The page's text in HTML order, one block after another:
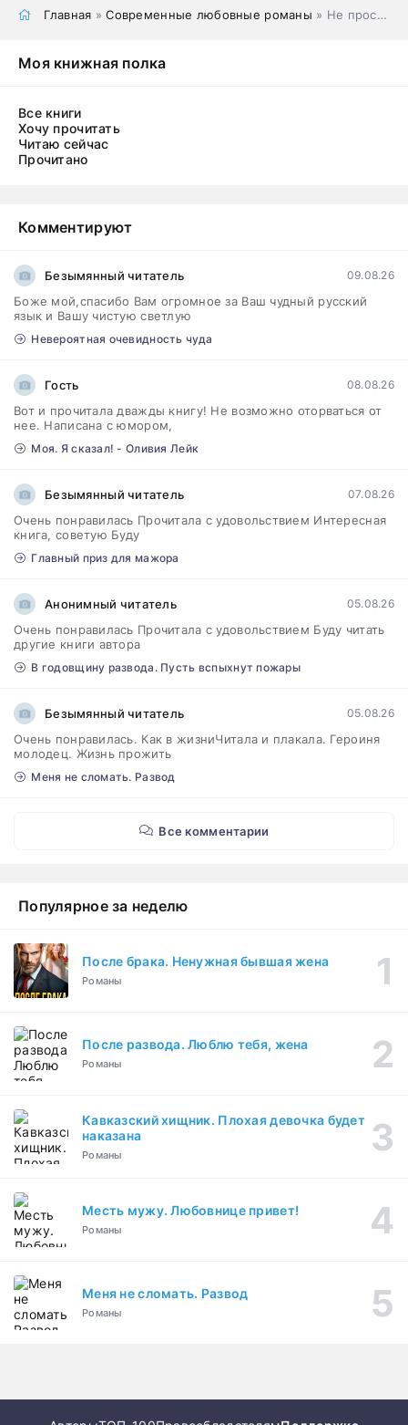
Главная »Современные любовные романы » Не проси прощения
Моя книжная полка
Все книги
Хочу прочитать
Читаю сейчас
Прочитано
Комментируют
Безымянный читатель 09.08.26
Боже мой,спасибо Вам огромное за Ваш чудный русский
язык и Вашу чистую светлую
Невероятная очевидность чуда
Гость 08.08.26
Вот и прочитала дважды книгу! Не возможно оторваться от
нее. Написана с юмором,
Моя. Я сказал! - Оливия Лейк
Безымянный читатель 07.08.26
Очень понравилась Прочитала с удовольствием Интересная
книга, советую Буду
Главный приз для мажора
Анонимный читатель 05.08.26
Очень понравилась Прочитала с удовольствием Буду читать
другие книги автора
В годовщину развода. Пусть вспыхнут пожары
Безымянный читатель 05.08.26
Очень понравилась. Как в жизниЧитала и плакала. Героиня
молодец. Жизнь прожить
Меня не сломать. Развод
Все комментарии
Популярное за неделю
После брака. Ненужная бывшая жена
Романы
После развода. Люблю тебя, жена
Романы
Кавказский хищник. Плохая девочка будет
наказана
Романы
Месть мужу. Любовнице привет!
Романы
Меня не сломать. Развод
Романы